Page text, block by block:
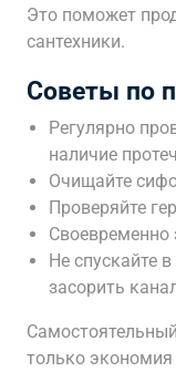
Это поможет
сантехники.
Советы по
Регулярно
наличие
Очищайте
Проверяйте
Своевременно
Не спускайте
засорить
только экономия